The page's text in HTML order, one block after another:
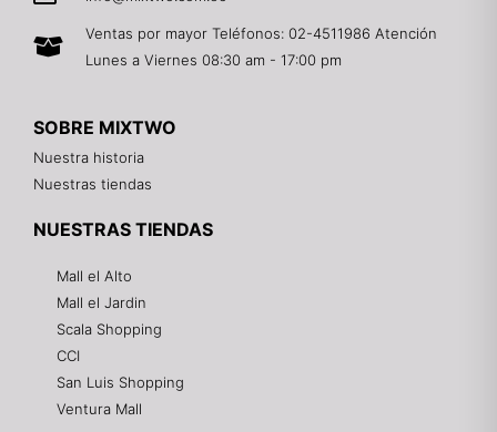
Ventas por mayor Teléfonos: 02-4511986 Atención
Lunes a Viernes 08:30 am - 17:00 pm
SOBRE MIXTWO
Nuestra historia
Nuestras tiendas
NUESTRAS TIENDAS
Mall el Alto
Mall el Jardin
Scala Shopping
CCI
San Luis Shopping
Ventura Mall